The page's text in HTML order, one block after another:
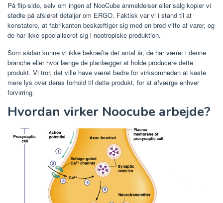
På flip-side, selv om ingen af ​​NooCube anmeldelser eller salg kopier vi
stødte på afsløret detaljer om ERGO. Faktisk var vi i stand til at
konstatere, at fabrikanten beskæftiger sig med en bred vifte af varer, og
de har ikke specialiseret sig i nootropiske produktion.
Som sådan kunne vi ikke bekræfte det antal år, de har været i denne
branche eller hvor længe de planlægger at holde producere dette
produkt. Vi tror, ​​det ville have været bedre for virksomheden at kaste
mere lys over deres forhold til dette produkt, for at afværge enhver
forvirring.
Hvordan virker Noocube arbejde?